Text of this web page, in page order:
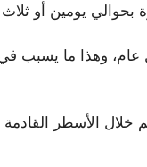
يومين أو ثلاث
وهذا ما يسبب
الأسطر